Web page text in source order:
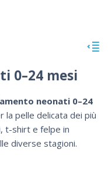
0–24 mesi
neonati 0–24
la pelle delicata dei più
t-shirt e felpe in
diverse stagioni.